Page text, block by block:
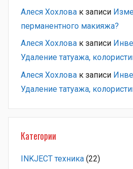
Алеся Хохлова к записи
перманентного макияжа?
Алеся Хохлова к записи
Удаление татуажа,
Алеся Хохлова к записи
Удаление татуажа,
Категории
INKJECT техника (22)